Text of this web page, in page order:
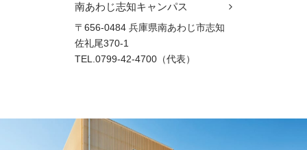
南あわじ志知キャンパス
〒656-0484 兵庫県南あわじ市志知
佐礼尾370-1
TEL.0799-42-4700（代表）